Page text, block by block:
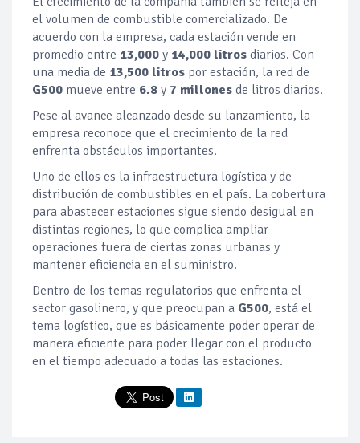
el volumen de combustible comercializado. De
acuerdo con la empresa, cada estación vende en
promedio entre 13,000 y 14,000 litros diarios. Con
una media de 13,500 litros por estación, la red de
G500 mueve entre 6.8 y 7 millones de litros diarios.
Pese al avance alcanzado desde su lanzamiento, la
empresa reconoce que el crecimiento de la red
enfrenta obstáculos importantes.
Uno de ellos es la infraestructura logística y de
distribución de combustibles en el país. La cobertura
para abastecer estaciones sigue siendo desigual en
distintas regiones, lo que complica ampliar
operaciones fuera de ciertas zonas urbanas y
mantener eficiencia en el suministro.
Dentro de los temas regulatorios que enfrenta el
sector gasolinero, y que preocupan a G500, está el
tema logístico, que es básicamente poder operar de
manera eficiente para poder llegar con el producto
en el tiempo adecuado a todas las estaciones.